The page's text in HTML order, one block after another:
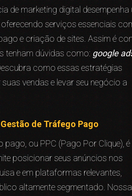
de marketing digital desempenha
serviços essenciais
e criação de sites. Assim é
tenham dúvidas como: google
como essas estratégias
vendas e levar seu negócio a
de Tráfego Pago
ou PPC (Pago Por Clique),
posicionar seus anúncios nos
e em plataformas relevantes,
altamente segmentado. Nossa